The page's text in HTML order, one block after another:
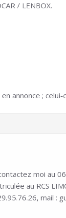
/ LENBOX.
annonce ;
moi au
au RCS
mail :